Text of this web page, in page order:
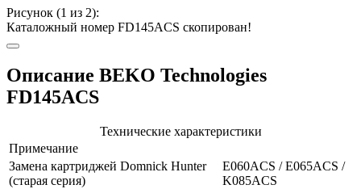
Рисунок (1 из 2):
Каталожный номер FD145ACS скопирован!
Описание BEKO Technologies
FD145ACS
Технические характеристики
Примечание
Замена картриджей Domnick Hunter
(старая серия)
E060ACS / E065ACS /
K085ACS